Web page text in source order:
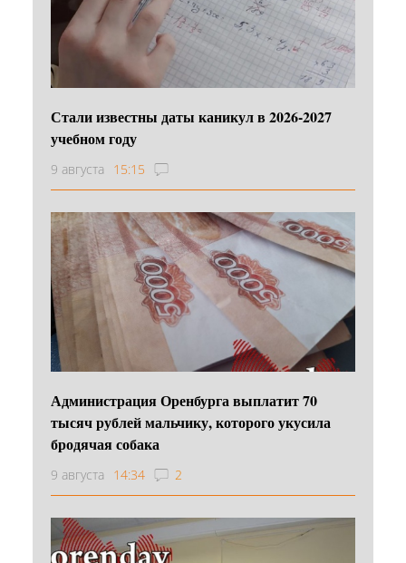
Стали известны даты каникул в 2026-2027
учебном году
9 августа 15:15
Администрация Оренбурга выплатит 70
тысяч рублей мальчику, которого укусила
бродячая собака
9 августа 14:34 2